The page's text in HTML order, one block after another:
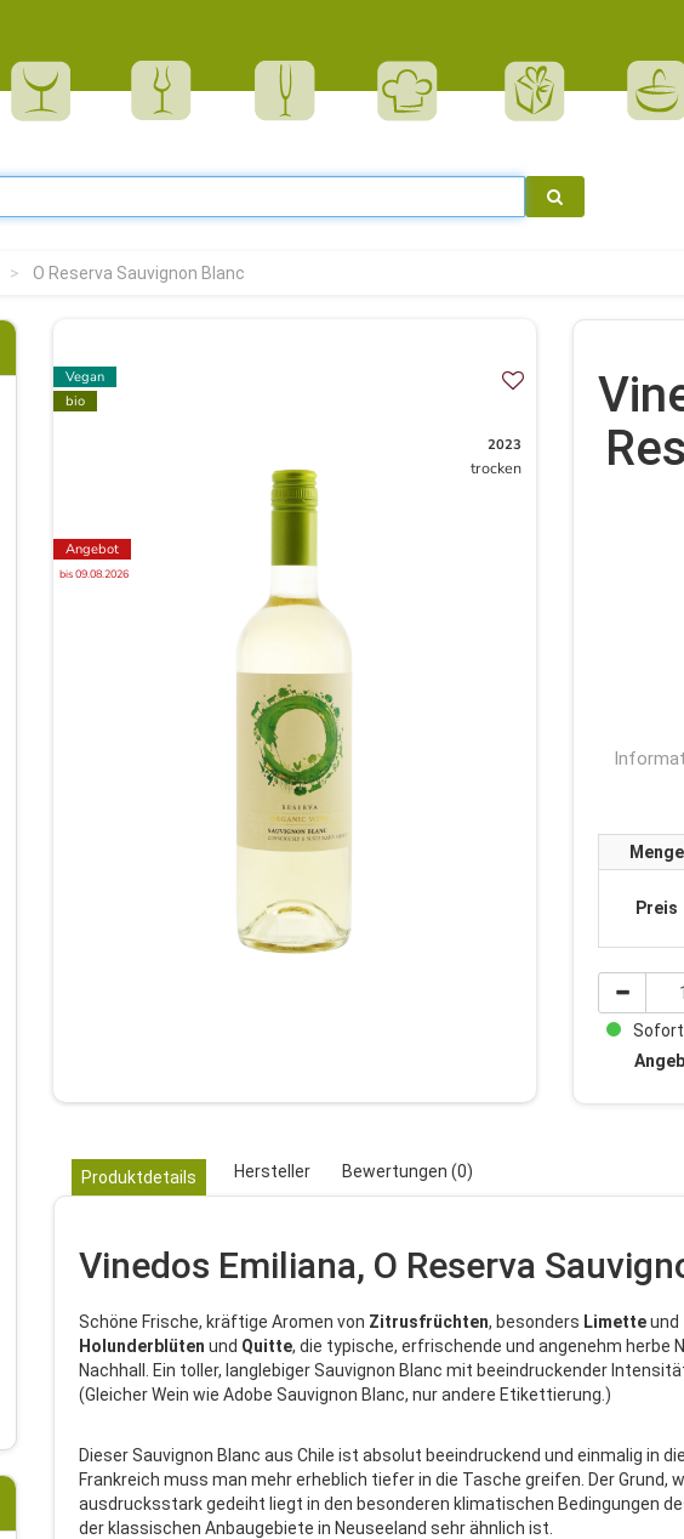
O Reserva Sauvignon Blanc
Vegan
bio
Angebot
bis 09.08.2026
2023
trocken
Menge
Preis
Produktdetails Hersteller Bewertungen (0)
Vinedos Emiliana, O Reserva
Schöne Frische, kräftige Aromen von Zitrusfrüchten, besonders Limetteund
Holunderblüten und Quitte, die typische, erfrischende und angenehm herbe
Nachhall. Ein toller, langlebiger Sauvignon Blanc mit beeindruckender
(Gleicher Wein wie Adobe Sauvignon Blanc, nur andere Etikettierung.)
Dieser Sauvignon Blanc aus Chile ist absolut beeindruckend und einmalig in
Frankreich muss man mehr erheblich tiefer in die Tasche greifen. Der Grund,
ausdrucksstark gedeiht liegt in den besonderen klimatischen Bedingungen
der klassischen Anbaugebiete in Neuseeland sehr ähnlich ist.